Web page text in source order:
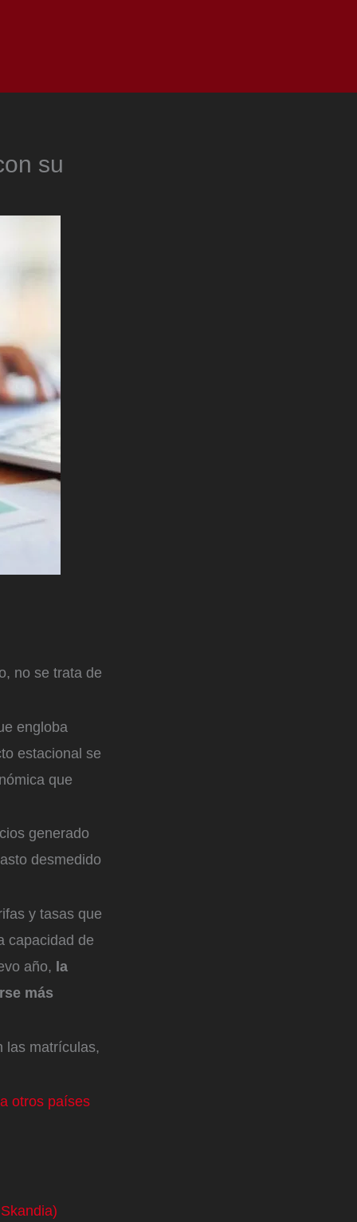
su
no se trata de
engloba
estacional se
que
generado
desmedido
y tasas que
capacidad de
año, la
más
las matrículas,
otros países